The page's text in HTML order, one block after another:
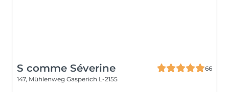
S comme Séverine
66
147, Mühlenweg Gasperich L-2155